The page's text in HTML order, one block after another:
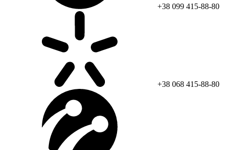
+38 099 415-88-80
+38 068 415-88-80